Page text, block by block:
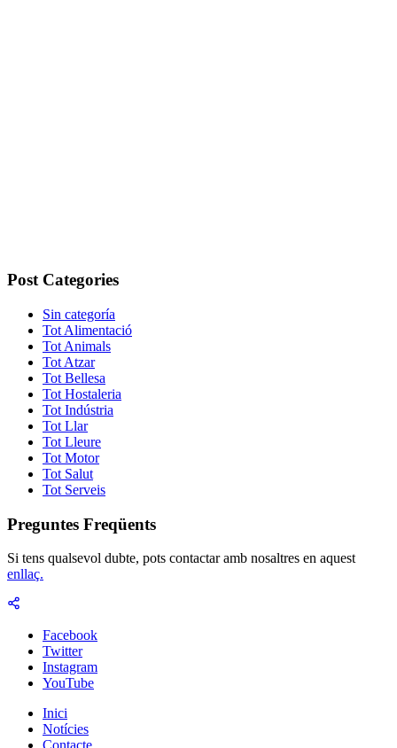
Post Categories
Sin categoría
Tot Alimentació
Tot Animals
Tot Atzar
Tot Bellesa
Tot Hostaleria
Tot Indústria
Tot Llar
Tot Lleure
Tot Motor
Tot Salut
Tot Serveis
Preguntes Freqüents
Si tens qualsevol dubte, pots contactar amb nosaltres en aquest
enllaç.
Facebook
Twitter
Instagram
YouTube
Inici
Notícies